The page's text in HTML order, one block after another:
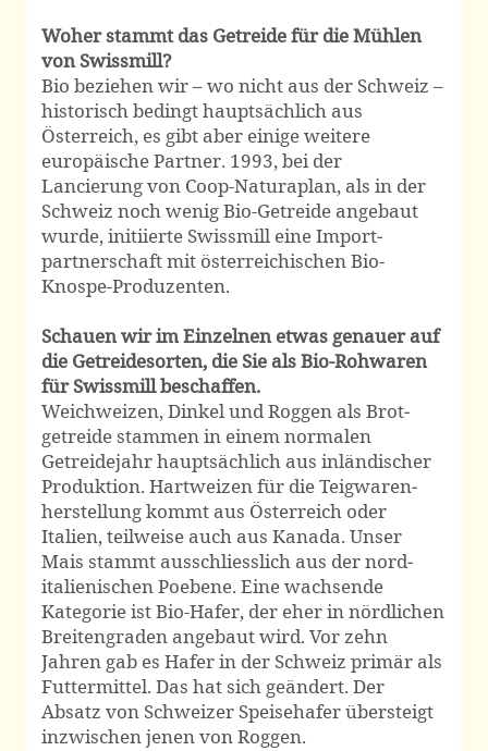
Woher stammt das Getreide für die Mühlen
von Swissmill?
Bio beziehen wir – wo nicht aus der Schweiz –
historisch bedingt haupt­sächlich aus
Österreich, es gibt aber einige weitere
europäische Partner. 1993, bei der
Lancierung von Coop-Naturaplan, als in der
Schweiz noch wenig Bio-Getreide angebaut
wurde, initiierte Swissmill eine Import­
partner­schaft mit österreichischen Bio-
Knospe-Produzenten.
Schauen wir im Einzelnen etwas genauer auf
die Getreidesorten, die Sie als Bio-Rohwaren
für Swissmill beschaffen.
Weichweizen, Dinkel und Roggen als Brot­
getreide stammen in einem normalen
Getreidejahr haupt­sächlich aus inländischer
Produktion. Hart­weizen für die Teig­waren­
herstellung kommt aus Österreich oder
Italien, teilweise auch aus Kanada. Unser
Mais stammt aus­schliesslich aus der nord­
italienischen Poebene. Eine wachsende
Kategorie ist Bio-Hafer, der eher in nördlichen
Breiten­graden angebaut wird. Vor zehn
Jahren gab es Hafer in der Schweiz primär als
Futter­mittel. Das hat sich geändert. Der
Absatz von Schweizer Speise­hafer übersteigt
inzwischen jenen von Roggen.